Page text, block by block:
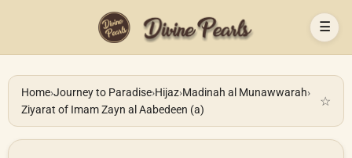
☰
Home›Journey to Paradise›Hijaz›Madinah al Munawwarah›
Ziyarat of Imam Zayn al Aabedeen (a)
☆